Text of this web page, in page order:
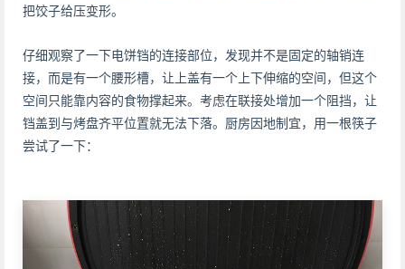
把饺子给压变形。
仔细观察了一下电饼铛的连接部位，发现并不是固定的轴销连
接，而是有一个腰形槽，让上盖有一个上下伸缩的空间，但这个
空间只能靠内容的食物撑起来。考虑在联接处增加一个阻挡，让
铛盖到与烤盘齐平位置就无法下落。厨房因地制宜，用一根筷子
尝试了一下：